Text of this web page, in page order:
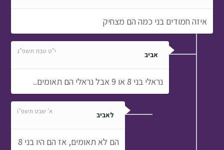
איזה חמודים בני כמה הם מצחיק
אביב י"ט טבת תשפ"ג
נראלי בני 8 או 9 אבל נראלי הם תאומים..
לאביב א' שבט תשפ"ו
הם לא תאומים, אז הם היו בני 8